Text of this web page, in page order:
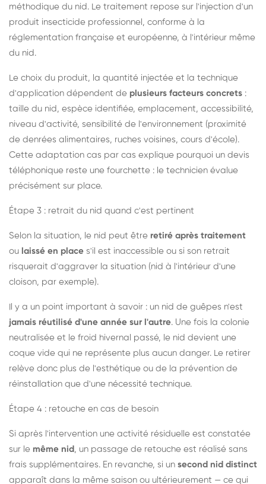
méthodique du nid. Le traitement repose sur l'injection d'un
produit insecticide professionnel, conforme à la
réglementation française et européenne, à l'intérieur même
du nid.
Le choix du produit, la quantité injectée et la technique
d'application dépendent de plusieurs facteurs concrets :
taille du nid, espèce identifiée, emplacement, accessibilité,
niveau d'activité, sensibilité de l'environnement (proximité
de denrées alimentaires, ruches voisines, cours d'école).
Cette adaptation cas par cas explique pourquoi un devis
téléphonique reste une fourchette : le technicien évalue
précisément sur place.
Étape 3 : retrait du nid quand c'est pertinent
Selon la situation, le nid peut être retiré après traitement
ou laissé en place s'il est inaccessible ou si son retrait
risquerait d'aggraver la situation (nid à l'intérieur d'une
cloison, par exemple).
Il y a un point important à savoir : un nid de guêpes n'est
jamais réutilisé d'une année sur l'autre. Une fois la colonie
neutralisée et le froid hivernal passé, le nid devient une
coque vide qui ne représente plus aucun danger. Le retirer
relève donc plus de l'esthétique ou de la prévention de
réinstallation que d'une nécessité technique.
Étape 4 : retouche en cas de besoin
Si après l'intervention une activité résiduelle est constatée
sur le même nid , un passage de retouche est réalisé sans
frais supplémentaires. En revanche, si un second nid distinct
apparaît dans la même saison ou ultérieurement — ce qui